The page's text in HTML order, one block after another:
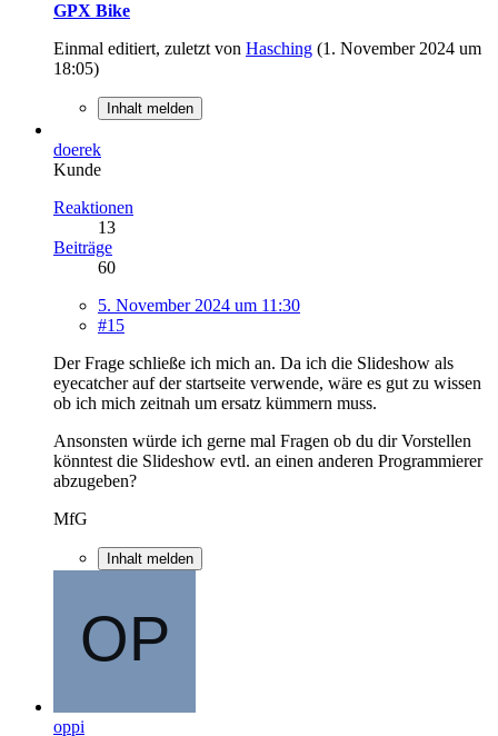
GPX Bike
Einmal editiert, zuletzt von Hasching (1. November 2024 um
18:05)
Inhalt melden
doerek
Kunde
Reaktionen
13
Beiträge
60
5. November 2024 um 11:30
#15
Der Frage schließe ich mich an. Da ich die Slideshow als
eyecatcher auf der startseite verwende, wäre es gut zu wissen
ob ich mich zeitnah um ersatz kümmern muss.
Ansonsten würde ich gerne mal Fragen ob du dir Vorstellen
könntest die Slideshow evtl. an einen anderen Programmierer
abzugeben?
MfG
Inhalt melden
oppi